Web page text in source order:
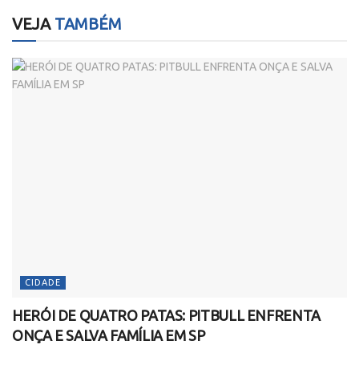
VEJATAMBÉM
CIDADE
HERÓI DE QUATRO PATAS: PITBULL ENFRENTA
ONÇA E SALVA FAMÍLIA EM SP